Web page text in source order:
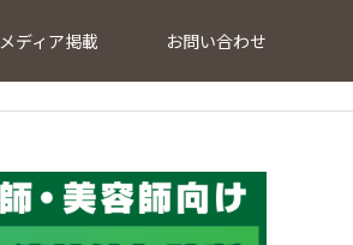
メディア掲載 お問い合わせ